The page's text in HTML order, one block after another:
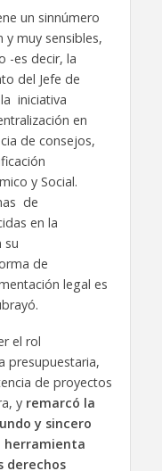
un sinnúmero
muy sensibles,
-es decir, la
del Jefe de
iniciativa
en
de consejos,
y Social.
de
en la
su
de
legal es
el rol
presupuestaria,
de proyectos
y remarcó la
y sincero
herramienta
derechos